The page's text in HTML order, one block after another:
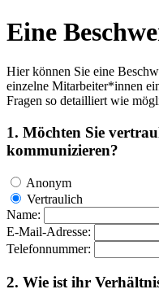
Eine
Hier können Sie eine
einzelne Mitarbeiter*innen
Fragen so detailliert wie
1. Möchten Sie
kommunizieren?
Anonym
Vertraulich
Name:
E-Mail-Adresse:
Telefonnummer:
2. Wie ist ihr